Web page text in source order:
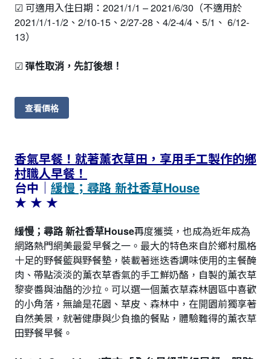
☑ 可適用入住日期：2021/1/1 – 2021/6/30（不適用於
2021/1/1-1/2、2/10-15、2/27-28、4/2-4/4、5/1、 6/12-
13）
☑ 彈性取消，先訂後想！
查看價格
香氣早餐！就著薰衣草田，享用手工製作的鄉
村職人早餐！
台中｜ 緩慢；尋路 新社香草House
★ ★ ★
緩慢；尋路 新社香草House再度獲獎，也成為近年成為
網路熱門網美最愛早餐之一。最大的特色來自於鄉村風格
十足的野餐籃與野餐墊，裝載著迷迭香調味使用的主餐醃
肉、帶點淡淡的薰衣草香氣的手工鮮奶酪，自製的薰衣草
黎麥醬與油醋的沙拉。可以選一個薰衣草森林園區中喜歡
的小角落，無論是花園、草皮、森林中，在開園前獨享著
自然美景，就著健康與少負擔的餐點，體驗難得的薰衣草
田野餐早餐。